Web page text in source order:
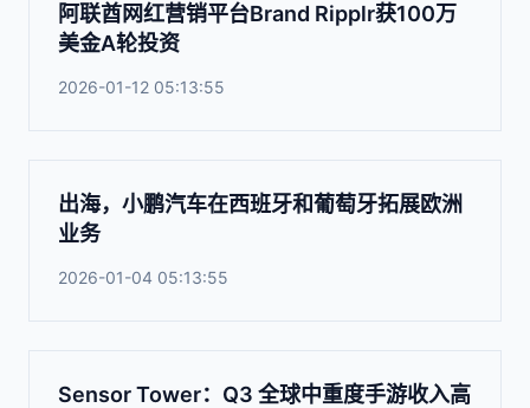
阿联酋网红营销平台Brand Ripplr获100万
美金A轮投资
2026-01-12 05:13:55
出海，小鹏汽车在西班牙和葡萄牙拓展欧洲
业务
2026-01-04 05:13:55
Sensor Tower：Q3 全球中重度手游收入高